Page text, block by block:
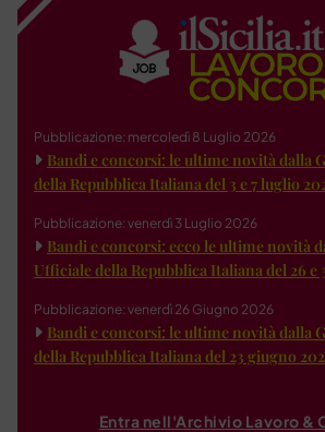
Pubblicazione: mercoledì 8 Luglio 2026
Bandi e concorsi: le ultime novità dalla
della Repubblica Italiana del 3 e 7 luglio
Pubblicazione: venerdì 3 Luglio 2026
Bandi e concorsi: ecco le ultime novità
Ufficiale della Repubblica Italiana del 26 e
Pubblicazione: venerdì 26 Giugno 2026
Bandi e concorsi: le ultime novità dalla
della Repubblica Italiana del 23 giugno
Entra nell'Archivio Lavoro &